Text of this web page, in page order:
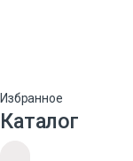
Избранное
Каталог